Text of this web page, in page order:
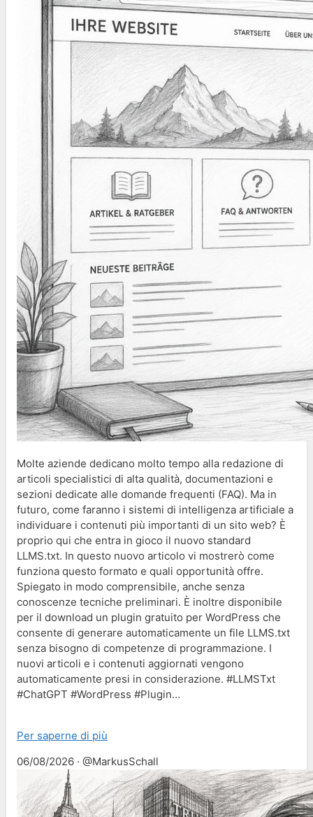
Molte aziende dedicano molto tempo alla redazione di
articoli specialistici di alta qualità, documentazioni e
sezioni dedicate alle domande frequenti (FAQ). Ma in
futuro, come faranno i sistemi di intelligenza artificiale a
individuare i contenuti più importanti di un sito web? È
proprio qui che entra in gioco il nuovo standard
LLMS.txt. In questo nuovo articolo vi mostrerò come
funziona questo formato e quali opportunità offre.
Spiegato in modo comprensibile, anche senza
conoscenze tecniche preliminari. È inoltre disponibile
per il download un plugin gratuito per WordPress che
consente di generare automaticamente un file LLMS.txt
senza bisogno di competenze di programmazione. I
nuovi articoli e i contenuti aggiornati vengono
automaticamente presi in considerazione. #LLMSTxt
#ChatGPT #WordPress #Plugin…
Per saperne di più
06/08/2026 · @MarkusSchall